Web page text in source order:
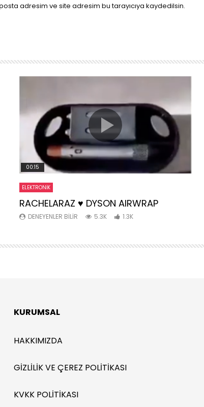
adresim ve site adresim bu tarayıcıya kaydedilsin.
00:15
ELEKTRONIK
RACHELARAZ ♥️ DYSON AIRWRAP
DENEYENLER BILIR 5.3K 1.3K
KURUMSAL
HAKKIMIZDA
GIZLILIK VE ÇEREZ POLITIKASI
KVKK POLITIKASI